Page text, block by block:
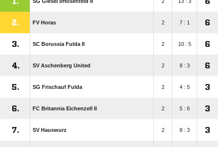
SG Giesel I/​Hosenfeld II 2 13 : 3
2. FV Horas 2 7 : 1 6
3. SC Borussia Fulda II 2 10 : 5 6
4. SV Aschenberg United 2 8 : 3 6
5. SG Frischauf Fulda 2 4 : 5 3
6. FC Britannia Eichenzell II 2 5 : 6 3
7. SV Hauswurz 2 8 : 3 3